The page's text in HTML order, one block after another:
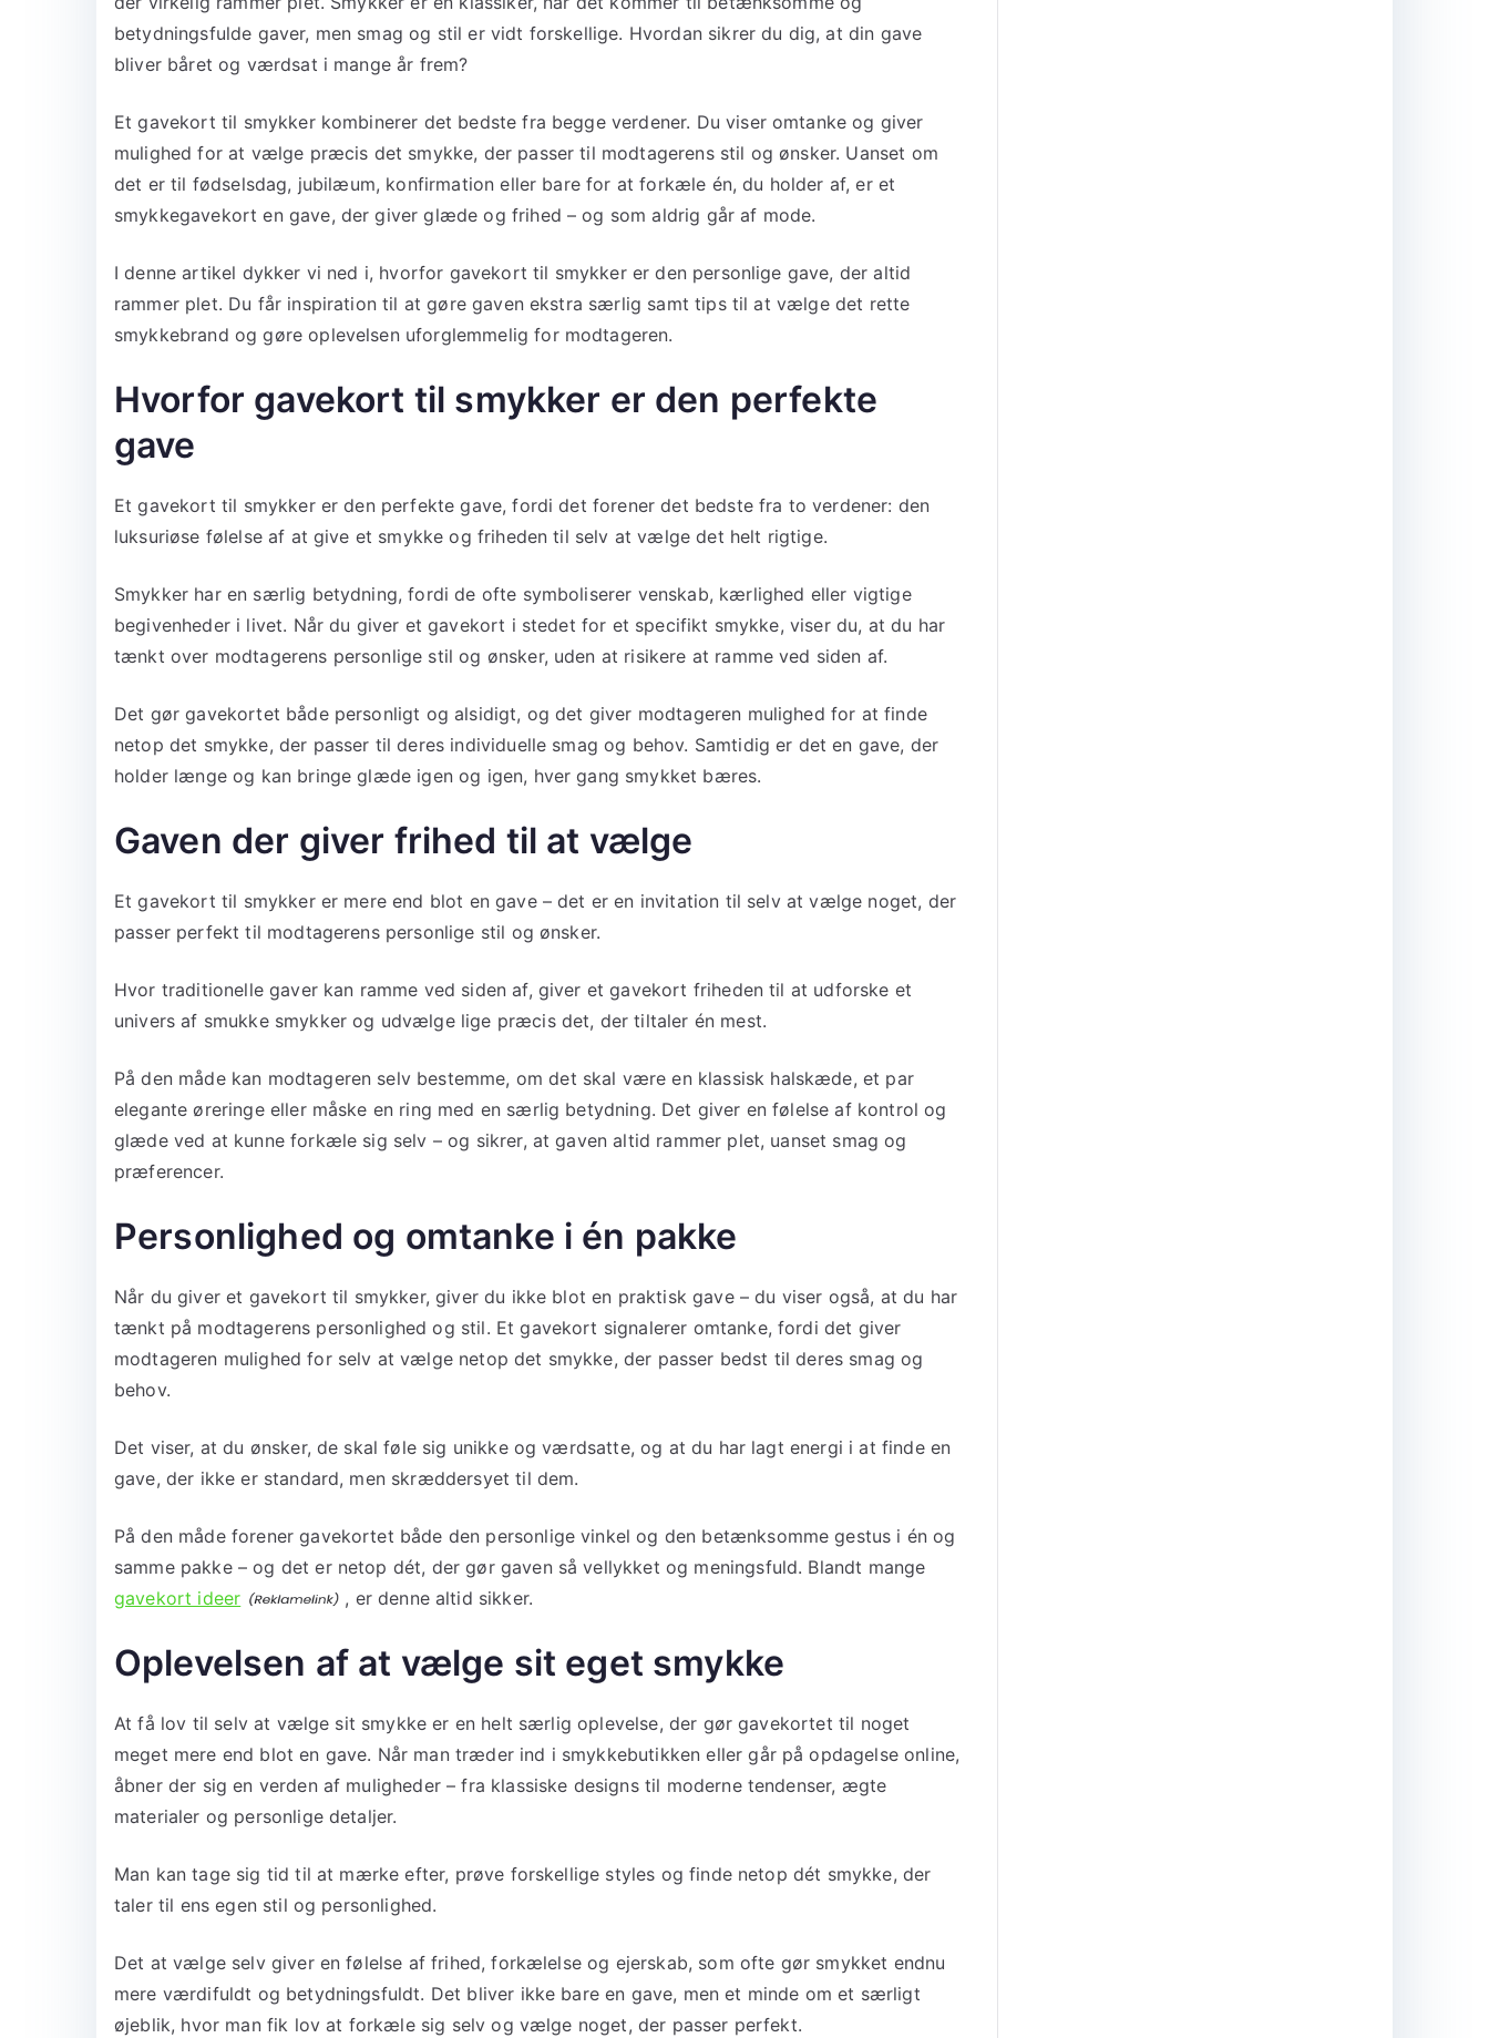
betydningsfulde gaver, men smag og stil er vidt forskellige. Hvordan sikrer du dig, at din gave
bliver båret og værdsat i mange år frem?
Et gavekort til smykker kombinerer det bedste fra begge verdener. Du viser omtanke og giver
mulighed for at vælge præcis det smykke, der passer til modtagerens stil og ønsker. Uanset om
det er til fødselsdag, jubilæum, konfirmation eller bare for at forkæle én, du holder af, er et
smykkegavekort en gave, der giver glæde og frihed – og som aldrig går af mode.
I denne artikel dykker vi ned i, hvorfor gavekort til smykker er den personlige gave, der altid
rammer plet. Du får inspiration til at gøre gaven ekstra særlig samt tips til at vælge det rette
smykkebrand og gøre oplevelsen uforglemmelig for modtageren.
Hvorfor gavekort til smykker er den perfekte
gave
Et gavekort til smykker er den perfekte gave, fordi det forener det bedste fra to verdener: den
luksuriøse følelse af at give et smykke og friheden til selv at vælge det helt rigtige.
Smykker har en særlig betydning, fordi de ofte symboliserer venskab, kærlighed eller vigtige
begivenheder i livet. Når du giver et gavekort i stedet for et specifikt smykke, viser du, at du har
tænkt over modtagerens personlige stil og ønsker, uden at risikere at ramme ved siden af.
Det gør gavekortet både personligt og alsidigt, og det giver modtageren mulighed for at finde
netop det smykke, der passer til deres individuelle smag og behov. Samtidig er det en gave, der
holder længe og kan bringe glæde igen og igen, hver gang smykket bæres.
Gaven der giver frihed til at vælge
Et gavekort til smykker er mere end blot en gave – det er en invitation til selv at vælge noget, der
passer perfekt til modtagerens personlige stil og ønsker.
Hvor traditionelle gaver kan ramme ved siden af, giver et gavekort friheden til at udforske et
univers af smukke smykker og udvælge lige præcis det, der tiltaler én mest.
På den måde kan modtageren selv bestemme, om det skal være en klassisk halskæde, et par
elegante øreringe eller måske en ring med en særlig betydning. Det giver en følelse af kontrol og
glæde ved at kunne forkæle sig selv – og sikrer, at gaven altid rammer plet, uanset smag og
præferencer.
Personlighed og omtanke i én pakke
Når du giver et gavekort til smykker, giver du ikke blot en praktisk gave – du viser også, at du har
tænkt på modtagerens personlighed og stil. Et gavekort signalerer omtanke, fordi det giver
modtageren mulighed for selv at vælge netop det smykke, der passer bedst til deres smag og
behov.
Det viser, at du ønsker, de skal føle sig unikke og værdsatte, og at du har lagt energi i at finde en
gave, der ikke er standard, men skræddersyet til dem.
På den måde forener gavekortet både den personlige vinkel og den betænksomme gestus i én og
samme pakke – og det er netop dét, der gør gaven så vellykket og meningsfuld. Blandt mange
gavekort ideer
, er denne altid sikker.
Oplevelsen af at vælge sit eget smykke
At få lov til selv at vælge sit smykke er en helt særlig oplevelse, der gør gavekortet til noget
meget mere end blot en gave. Når man træder ind i smykkebutikken eller går på opdagelse online,
åbner der sig en verden af muligheder – fra klassiske designs til moderne tendenser, ægte
materialer og personlige detaljer.
Man kan tage sig tid til at mærke efter, prøve forskellige styles og finde netop dét smykke, der
taler til ens egen stil og personlighed.
Det at vælge selv giver en følelse af frihed, forkælelse og ejerskab, som ofte gør smykket endnu
mere værdifuldt og betydningsfuldt. Det bliver ikke bare en gave, men et minde om et særligt
øjeblik, hvor man fik lov at forkæle sig selv og vælge noget, der passer perfekt.